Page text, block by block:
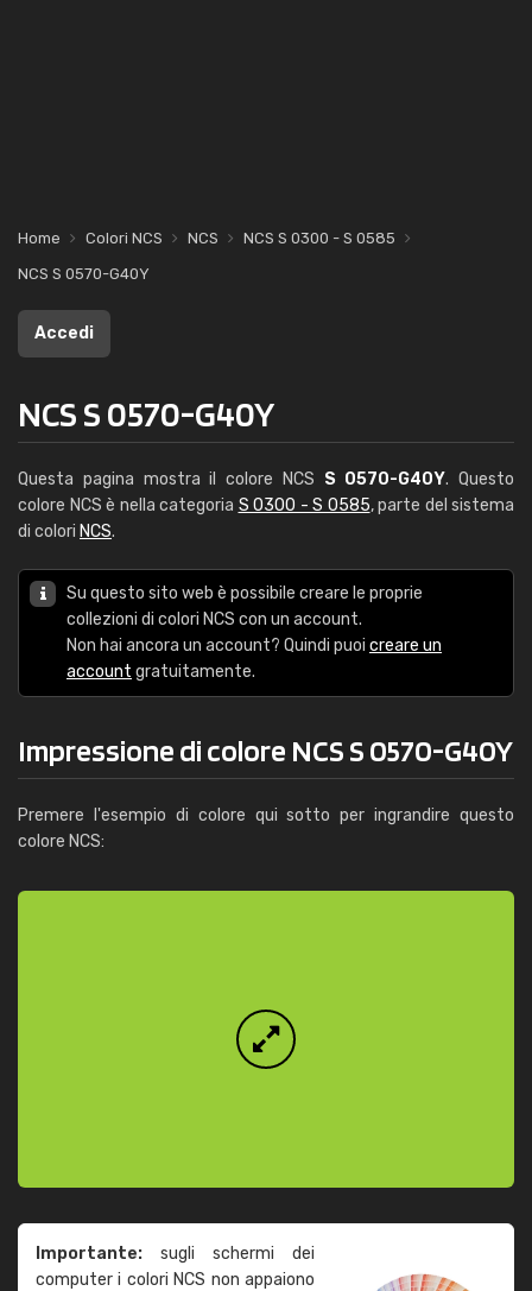
Home Colori NCS NCS
NCS S 0300 - S 0585
NCS S 0570-G40Y
Accedi
NCS S 0570-G40Y
Questa pagina mostra il colore NCS S 0570-G40Y. Questo
colore NCS è nella categoria S 0300 - S 0585, parte del sistema
di colori NCS.
Su questo sito web è possibile creare le proprie
collezioni di colori NCS con un account.
Non hai ancora un account? Quindi puoi creare un
account gratuitamente.
Impressione di colore NCS S 0570-G40Y
Premere l'esempio di colore qui sotto per ingrandire questo
colore NCS:
Importante: sugli schermi dei
computer i colori NCS non appaiono